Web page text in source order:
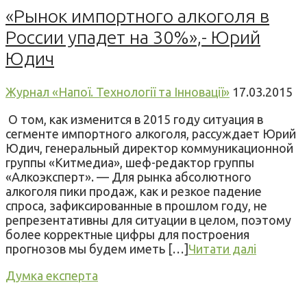
«Рынок импортного алкоголя в
России упадет на 30%»,- Юрий
Юдич
Журнал «Напої. Технології та Інновації» 17.03.2015
О том, как изменится в 2015 году ситуация в
сегменте импортного алкоголя, рассуждает Юрий
Юдич, генеральный директор коммуникационной
группы «Китмедиа», шеф-редактор группы
«Алкоэксперт». — Для рынка абсолютного
алкоголя пики продаж, как и резкое падение
спроса, зафиксированные в прошлом году, не
репрезентативны для ситуации в целом, поэтому
более корректные цифры для построения
прогнозов мы будем иметь […] Читати далі
Думка експерта